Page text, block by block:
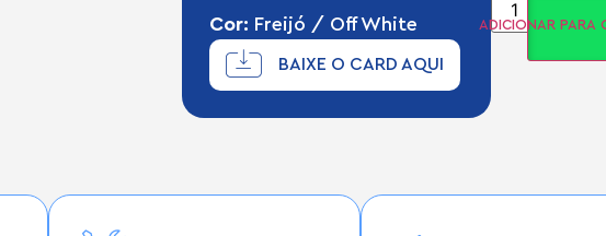
Cor: Freijó / Off White
BAIXE O CARD AQUI
ADICIONAR PARA